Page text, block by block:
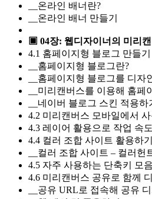
__온라인 배너란?
__온라인 배너 만들기
▣ 04장: 웹디자이너의 미리
4.1 홈페이지형 블로그 만들기
__홈페이지형 블로그란?
__홈페이지형 블로그를 디자
__미리캔버스를 이용해 홈페
__네이버 블로그 스킨 적용하
4.2 미리캔버스 모바일에서 사
4.3 레이어 활용으로 작업 속
4.4 컬러 조합 사이트 활용하기
__컬러 조합 사이트 – 컬러헌
4.5 자주 사용하는 단축키 모음
4.6 미리캔버스 공유로 함께
__공유 URL로 접속해 공유